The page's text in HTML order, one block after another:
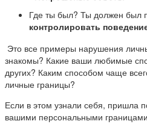
Где ты был? Ты должен был
контролировать
Это все примеры нарушения
знакомы? Какие ваши любимые
других? Каким способом чаще
личные границы?
Если в этом узнали себя, пришла
вашими персональными